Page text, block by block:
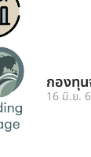
กองทุน
16 มิ.ย.